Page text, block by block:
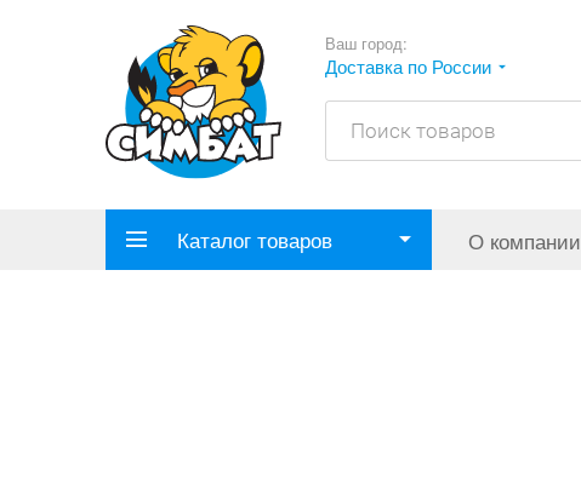
Ваш город:
Доставка по России
Каталог товаров О компании